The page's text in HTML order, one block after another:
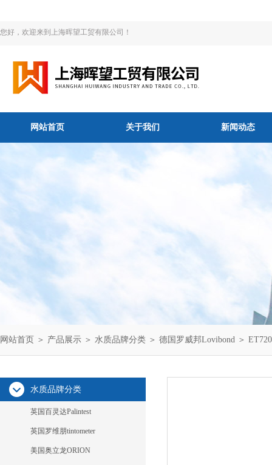
您好，欢迎来到上海晖望工贸有限公司！
网站首页 关于我们 新闻动态
网站首页 ＞ 产品展示 ＞ 水质品牌分类 ＞ 德国罗威邦Lovibond ＞
水质品牌分类
英国百灵达Palintest
英国罗维朋tintometer
美国奥立龙ORION